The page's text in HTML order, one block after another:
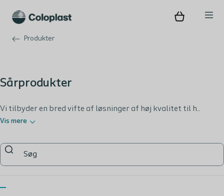
Produkter
Sårprodukter
Vi tilbyder en bred vifte af løsninger af høj kvalitet til h...
Vis mere